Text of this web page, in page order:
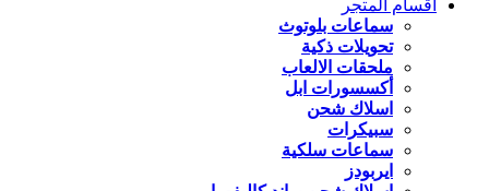
أقسام المتجر
سماعات بلوتوث
تحويلات ذكية
ملحقات الالعاب
أكسسورات ابل
اسلاك شحن
سبيكرات
سماعات سلكية
ايربودز